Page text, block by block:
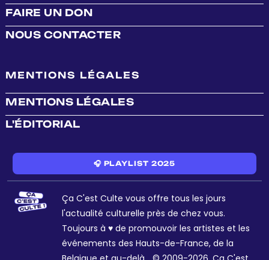
FAIRE UN DON
NOUS CONTACTER
MENTIONS LÉGALES
MENTIONS LÉGALES
L'ÉDITORIAL
🎧 PLAYLIST 2025
Ça C'est Culte vous offre tous les jours
l'actualité culturelle près de chez vous.
Toujours à ♥ de promouvoir les artistes et les
événements des Hauts-de-France, de la